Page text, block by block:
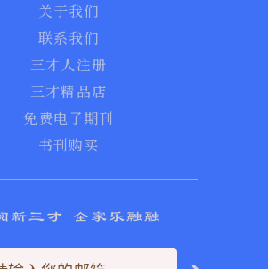
关于我们
联系我们
三才人注册
三才精品店
免费电子期刊
书刊购买
新三才 全家乐融融